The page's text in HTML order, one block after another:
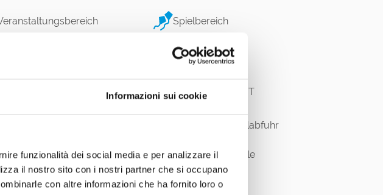
Informazioni sui cookie
funzionalità dei social media e per analizzare il
il nostro sito con i nostri partner che si occupano
con altre informazioni che ha fornito loro o
Spielbereich
Fußball
Strandeingänge GIT
Differenzierte Müllabfuhr
Schwimmschule Skateboard Schule
Badeanstalten